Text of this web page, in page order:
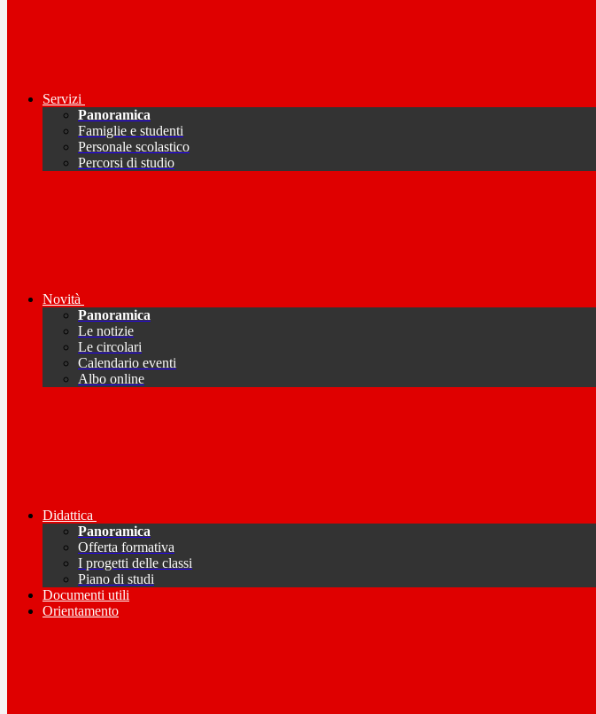
Servizi
Panoramica
Famiglie e studenti
Personale scolastico
Percorsi di studio
Novità
Panoramica
Le notizie
Le circolari
Calendario eventi
Albo online
Didattica
Panoramica
Offerta formativa
I progetti delle classi
Piano di studi
Documenti utili
Orientamento